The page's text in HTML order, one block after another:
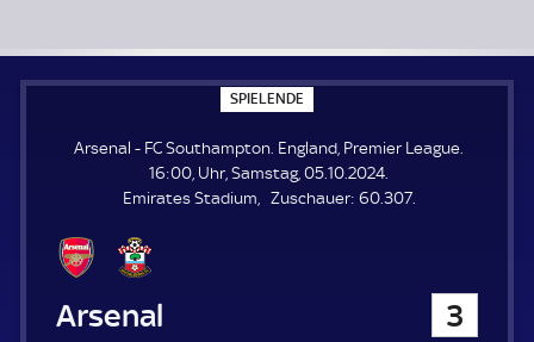
SPIELENDE
P
E
L
E
N
Arsenal - FC Southampton. England, Premier League.
16:00, Uhr, Samstag, 05.10.2024.
Emirates Stadium
Zuschauer: Z
60.307.
Arsenal 3